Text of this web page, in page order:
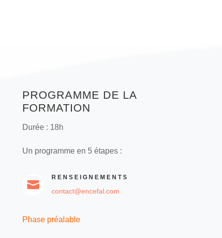
PROGRAMME DE LA
FORMATION
Durée : 18h
Un programme en 5 étapes :

RENSEIGNEMENTS
contact@encefal.com
Phase préalable